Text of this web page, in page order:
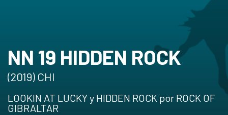
NN 19 HIDDEN ROCK
(2019) CHI
LOOKIN AT LUCKY y HIDDEN ROCK por ROCK OF
GIBRALTAR